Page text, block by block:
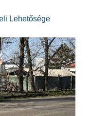
Lehetősége